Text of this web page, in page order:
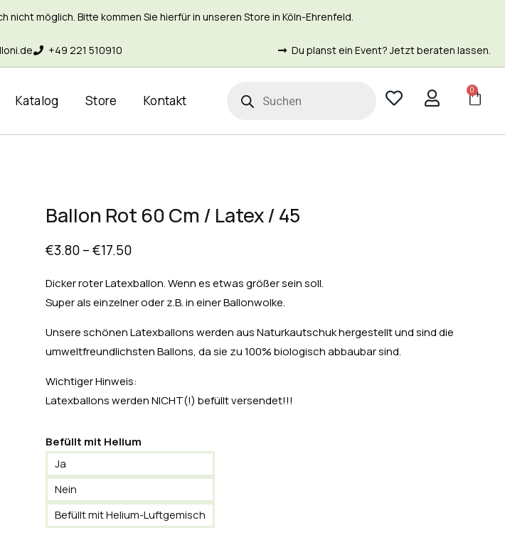
möglich. Bitte kommen Sie hierfür in unseren Store in Köln-Ehrenfeld.
+49 221 510910 Du planst ein Event? Jetzt beraten lassen.
Katalog Store Kontakt
0
Ballon Rot 60 Cm / Latex / 45
€3.80–€17.50
Dicker roter Latexballon. Wenn es etwas größer sein soll.
Super als einzelner oder z.B. in einer Ballonwolke.
Unsere schönen Latexballons werden aus Naturkautschuk hergestellt und sind die
umweltfreundlichsten Ballons, da sie zu 100% biologisch abbaubar sind.
Wichtiger Hinweis:
Latexballons werden NICHT(!) befüllt versendet!!!
Befüllt mit Helium
Ja
Nein
Befüllt mit Helium-Luftgemisch